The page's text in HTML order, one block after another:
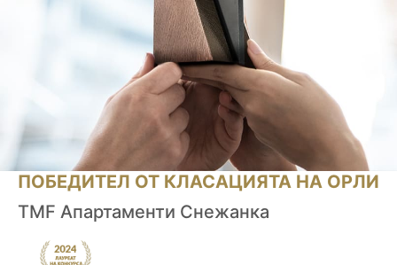
ПОБЕДИТЕЛ ОТ КЛАСАЦИЯТА НА ОРЛИ
TMF Апартаменти Снежанка